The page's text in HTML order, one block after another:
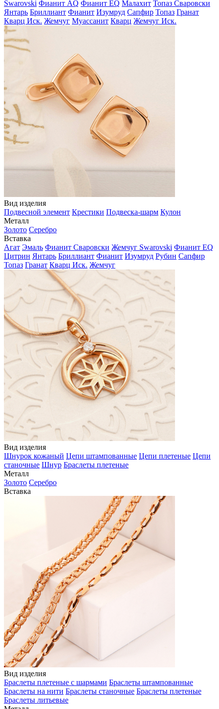
Swarovski Фианит AQ Фианит EQ Малахит Топаз Сваровски
Янтарь Бриллиант Фианит Изумруд Сапфир Топаз Гранат
Кварц Иск. Жемчуг Муассанит Кварц Жемчуг Иск.
Вид изделия
Подвесной элемент Крестики Подвеска-шарм Кулон
Металл
Золото Серебро
Вставка
Агат Эмаль Фианит Сваровски Жемчуг Swarovski Фианит EQ
Цитрин Янтарь Бриллиант Фианит Изумруд Рубин Сапфир
Топаз Гранат Кварц Иск. Жемчуг
Вид изделия
Шнурок кожаный Цепи штампованные Цепи плетеные Цепи
станочные Шнур Браслеты плетеные
Металл
Золото Серебро
Вставка
Вид изделия
Браслеты плетеные с шармами Браслеты штампованные
Браслеты на нити Браслеты станочные Браслеты плетеные
Браслеты литьевые